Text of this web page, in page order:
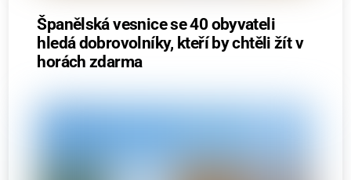
Španělská vesnice se 40 obyvateli
hledá dobrovolníky, kteří by chtěli žít v
horách zdarma